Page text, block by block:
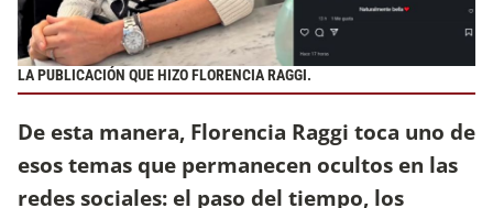
LA PUBLICACIÓN QUE HIZO FLORENCIA RAGGI.
De esta manera, Florencia Raggi toca uno de
esos temas que permanecen ocultos en las
redes sociales: el paso del tiempo, los